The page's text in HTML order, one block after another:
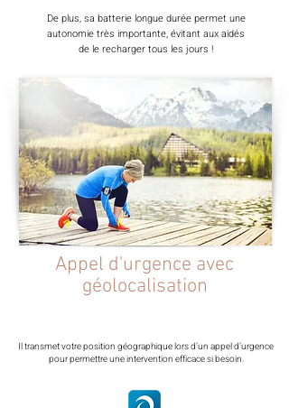
De plus, sa batterie longue durée permet une
autonomie très importante, évitant aux aidés
de le recharger tous les jours !
Appel d'urgence avec
géolocalisation
Il transmet votre position géographique lors d’un appel d’urgence
pour permettre une intervention efficace si besoin.